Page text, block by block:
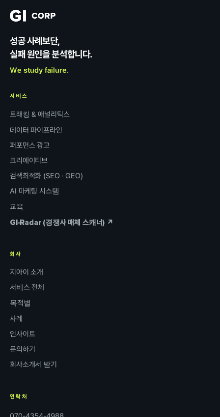
성공 사례보단,
실패 원인을 분석합니다.
We study failure.
서비스
트래킹 & 애널리틱스
데이터 파이프라인
퍼포먼스 광고
크리에이티브
검색최적화 (SEO · GEO)
AI 마케팅 시스템
교육
GI-Radar (경쟁사 매체 스캐너) ↗
회사
지아이 소개
서비스 전체
목적별
사례
인사이트
문의하기
회사소개서 받기
연락처